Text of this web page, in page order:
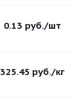
0.13 руб./шт
325.45 руб./кг